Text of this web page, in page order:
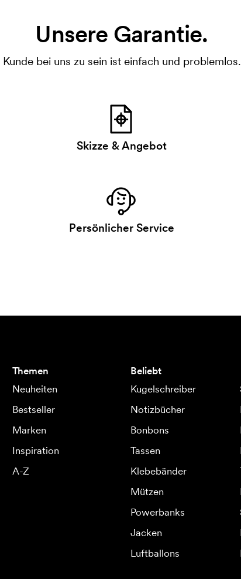
Unsere Garantie.
Kunde bei uns zu sein ist einfach und problemlos.
Skizze & Angebot
Persönlicher Service
Themen
Neuheiten
Bestseller
Marken
Inspiration
A-Z
Beliebt
Kugelschreiber
Notizbücher
Bonbons
Tassen
Klebebänder
Mützen
Powerbanks
Jacken
Luftballons